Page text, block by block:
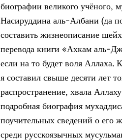
биографии великого
Насируддина аль-Албани (да
составить жизнеописание
перевода книги «Ахкам аль-
если на то будет воля Аллаха.
я составил свыше десяти лет
распространение, хвала
подробная биография
поучительных сведений о его
среди русскоязычных